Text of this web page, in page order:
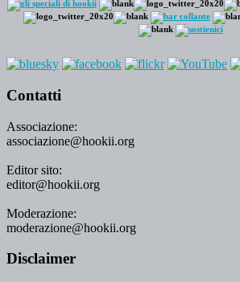
Contatti
Associazione:
associazione@hookii.org
Editor sito:
editor@hookii.org
Moderazione:
moderazione@hookii.org
Disclaimer